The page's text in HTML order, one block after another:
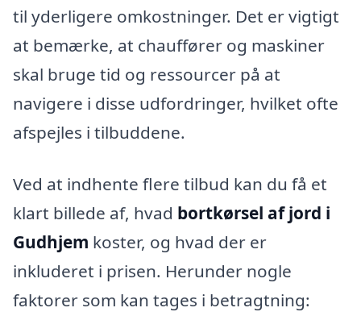
til yderligere omkostninger. Det er vigtigt
at bemærke, at chauffører og maskiner
skal bruge tid og ressourcer på at
navigere i disse udfordringer, hvilket ofte
afspejles i tilbuddene.
Ved at indhente flere tilbud kan du få et
klart billede af, hvad bortkørsel af jord i
Gudhjem koster, og hvad der er
inkluderet i prisen. Herunder nogle
faktorer som kan tages i betragtning: